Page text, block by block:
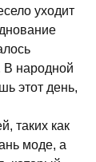
уходит
В народной
этот день,
таких как
моде, а